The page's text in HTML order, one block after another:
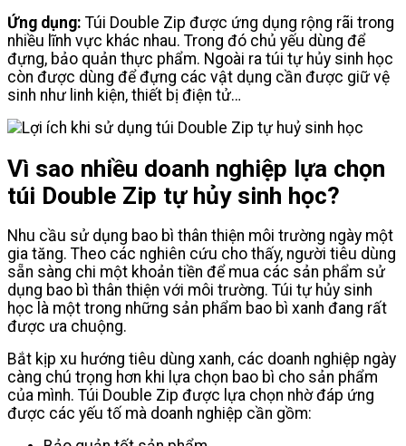
Ứng dụng: Túi Double Zip được ứng dụng rộng rãi trong
nhiều lĩnh vực khác nhau. Trong đó chủ yếu dùng để
đựng, bảo quản thực phẩm. Ngoài ra túi tự hủy sinh học
còn được dùng để đựng các vật dụng cần được giữ vệ
sinh như linh kiện, thiết bị điện tử…
Vì sao nhiều doanh nghiệp lựa chọn
túi Double Zip tự hủy sinh học?
Nhu cầu sử dụng bao bì thân thiện môi trường ngày một
gia tăng. Theo các nghiên cứu cho thấy, người tiêu dùng
sẵn sàng chi một khoản tiền để mua các sản phẩm sử
dụng bao bì thân thiện với môi trường. Túi tự hủy sinh
học là một trong những sản phẩm bao bì xanh đang rất
được ưa chuộng.
Bắt kịp xu hướng tiêu dùng xanh, các doanh nghiệp ngày
càng chú trọng hơn khi lựa chọn bao bì cho sản phẩm
của mình. Túi Double Zip được lựa chọn nhờ đáp ứng
được các yếu tố mà doanh nghiệp cần gồm: